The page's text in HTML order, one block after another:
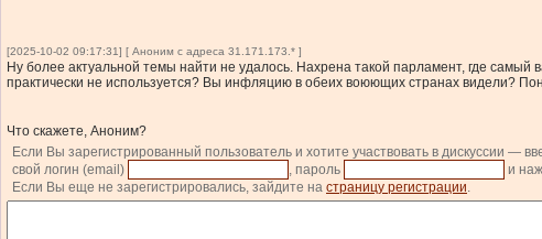
[2025-10-02 09:17:31] [ Аноним с адреса 31.171.173.* ]
Ну более актуальной темы найти не удалось. Нахрена такой парламент, где
практически не используется? Вы инфляцию в обеих воюющих странах видели?
Что скажете, Аноним?
Если Вы зарегистрированный пользователь и хотите участвовать в дискуссии —
свой логин (email)
, пароль и
Если Вы еще не зарегистрировались, зайдите на страницу регистрации.